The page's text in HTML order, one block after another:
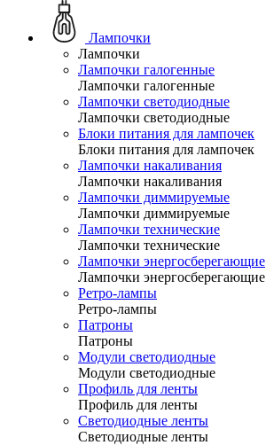
Лампочки
Лампочки
Лампочки галогенные
Лампочки галогенные
Лампочки светодиодные
Лампочки светодиодные
Блоки питания для лампочек
Блоки питания для лампочек
Лампочки накаливания
Лампочки накаливания
Лампочки диммируемые
Лампочки диммируемые
Лампочки технические
Лампочки технические
Лампочки энергосберегающие
Лампочки энергосберегающие
Ретро-лампы
Ретро-лампы
Патроны
Патроны
Модули светодиодные
Модули светодиодные
Профиль для ленты
Профиль для ленты
Светодиодные ленты
Светодиодные ленты